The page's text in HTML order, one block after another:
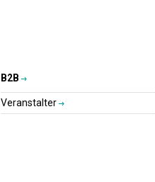
B2B
Veranstalter